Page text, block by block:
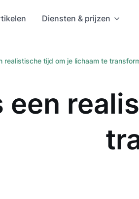
Diensten & prijzen
realistische tijd om je lichaam te
een